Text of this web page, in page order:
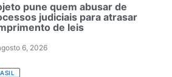
pune quem abusar de
judiciais para atrasar
de leis
6, 2026